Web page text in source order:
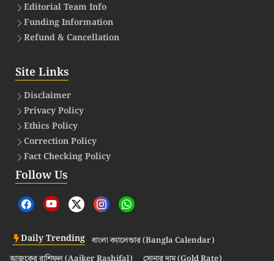
Editorial Team Info
Funding Information
Refund & Cancellation
Site Links
Disclaimer
Privacy Policy
Ethics Policy
Correction Policy
Fact Checking Policy
Follow Us
Daily Trending বাংলা ক্যালেন্ডার (Bangla Calendar)